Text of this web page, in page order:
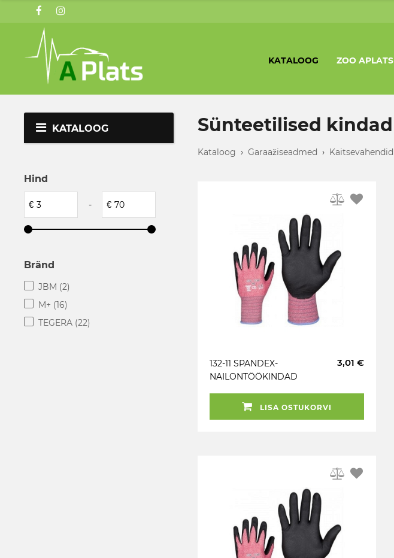
KATALOOG ZOO APLATS
KATALOOG
Hind
€ - €
Bränd
JBM (2)
M+ (16)
TEGERA (22)
Sünteetilised kindad
Kataloog › Garaažiseadmed › Kaitsevahendid
132-11 SPANDEX-
NAILONTÖÖKINDAD
3,01 €
LISA OSTUKORVI